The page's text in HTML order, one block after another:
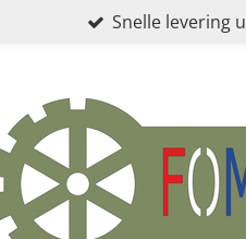
Snelle levering